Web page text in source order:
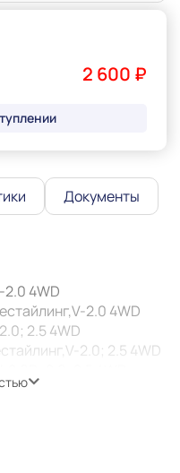
2 600 ₽
Документы
2.0 4WD
2.0 4WD
2.5 4WD
2.0; 2.5 4WD